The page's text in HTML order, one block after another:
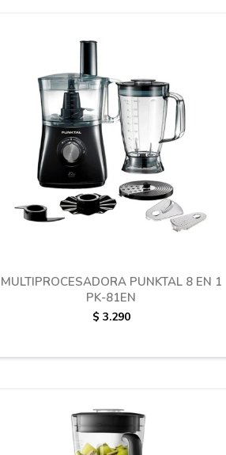
MULTIPROCESADORA PUNKTAL 8 EN 1
PK-81EN
$ 3.290